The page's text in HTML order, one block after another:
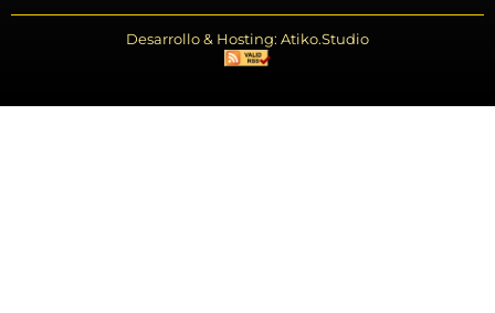
Desarrollo & Hosting: Atiko.Studio